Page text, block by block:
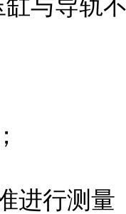
与导轨
进行测量